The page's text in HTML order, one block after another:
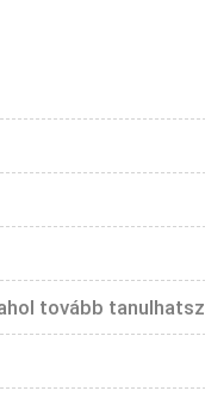
tovább tanulhatsz